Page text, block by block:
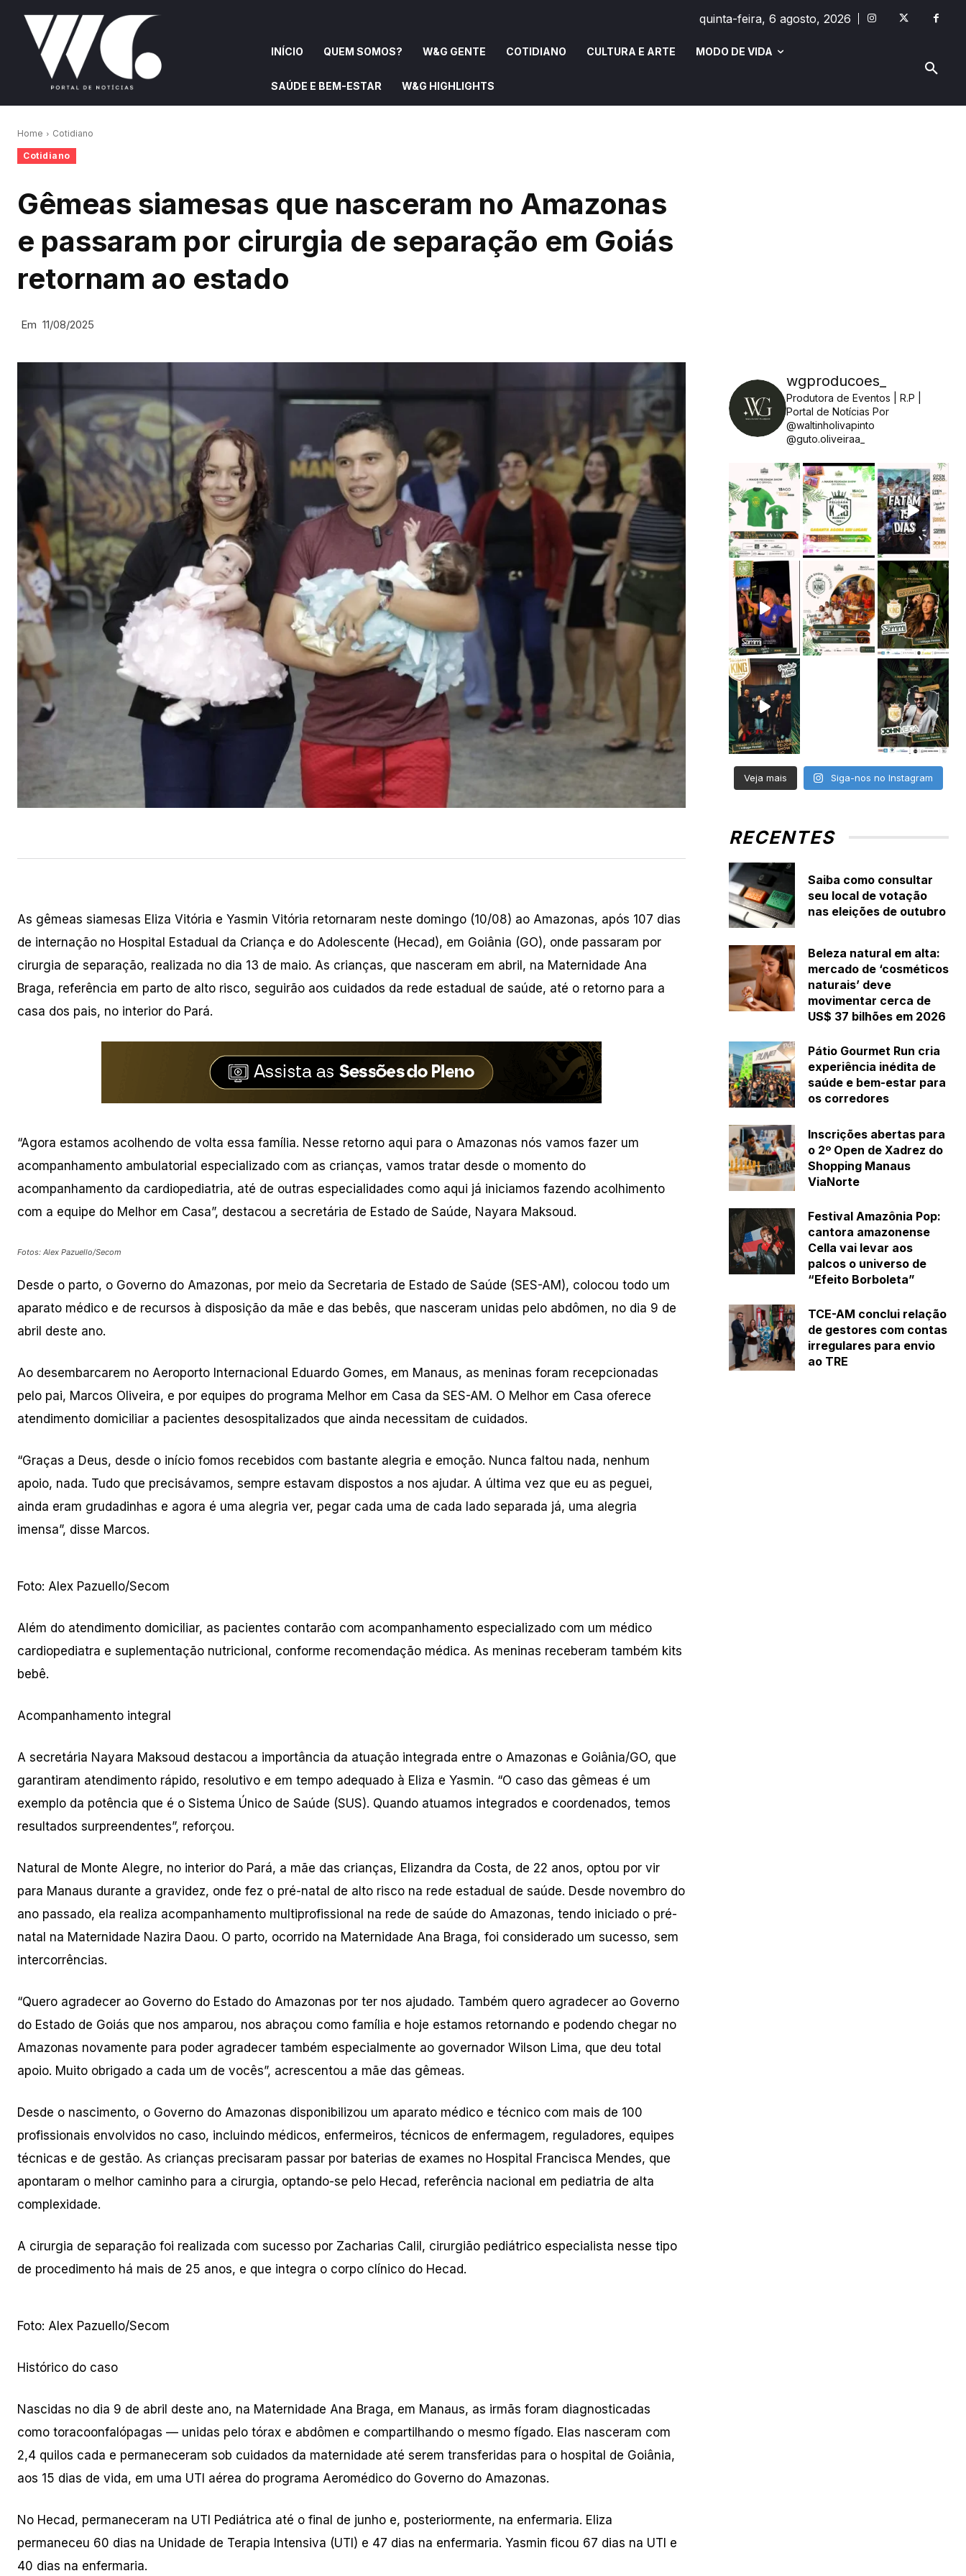
quinta-feira, 6 agosto, 2026
INÍCIO QUEM SOMOS? W&G GENTE COTIDIANO CULTURA E ARTE MODO DE VIDA
SAÚDE E BEM-ESTAR W&G HIGHLIGHTS
Home Cotidiano
Cotidiano
Gêmeas siamesas que nasceram no Amazonas
e passaram por cirurgia de separação em Goiás
retornam ao estado
Em 11/08/2025
As gêmeas siamesas Eliza Vitória e Yasmin Vitória retornaram neste domingo (10/08) ao Amazonas, após 107 dias
de internação no Hospital Estadual da Criança e do Adolescente (Hecad), em Goiânia (GO), onde passaram por
cirurgia de separação, realizada no dia 13 de maio. As crianças, que nasceram em abril, na Maternidade Ana
Braga, referência em parto de alto risco, seguirão aos cuidados da rede estadual de saúde, até o retorno para a
casa dos pais, no interior do Pará.
“Agora estamos acolhendo de volta essa família. Nesse retorno aqui para o Amazonas nós vamos fazer um
acompanhamento ambulatorial especializado com as crianças, vamos tratar desde o momento do
acompanhamento da cardiopediatria, até de outras especialidades como aqui já iniciamos fazendo acolhimento
com a equipe do Melhor em Casa”, destacou a secretária de Estado de Saúde, Nayara Maksoud.
Fotos: Alex Pazuello/Secom
Desde o parto, o Governo do Amazonas, por meio da Secretaria de Estado de Saúde (SES-AM), colocou todo um
aparato médico e de recursos à disposição da mãe e das bebês, que nasceram unidas pelo abdômen, no dia 9 de
abril deste ano.
Ao desembarcarem no Aeroporto Internacional Eduardo Gomes, em Manaus, as meninas foram recepcionadas
pelo pai, Marcos Oliveira, e por equipes do programa Melhor em Casa da SES-AM. O Melhor em Casa oferece
atendimento domiciliar a pacientes desospitalizados que ainda necessitam de cuidados.
“Graças a Deus, desde o início fomos recebidos com bastante alegria e emoção. Nunca faltou nada, nenhum
apoio, nada. Tudo que precisávamos, sempre estavam dispostos a nos ajudar. A última vez que eu as peguei,
ainda eram grudadinhas e agora é uma alegria ver, pegar cada uma de cada lado separada já, uma alegria
imensa”, disse Marcos.
Foto: Alex Pazuello/Secom
Além do atendimento domiciliar, as pacientes contarão com acompanhamento especializado com um médico
cardiopediatra e suplementação nutricional, conforme recomendação médica. As meninas receberam também kits
bebê.
Acompanhamento integral
A secretária Nayara Maksoud destacou a importância da atuação integrada entre o Amazonas e Goiânia/GO, que
garantiram atendimento rápido, resolutivo e em tempo adequado à Eliza e Yasmin. “O caso das gêmeas é um
exemplo da potência que é o Sistema Único de Saúde (SUS). Quando atuamos integrados e coordenados, temos
resultados surpreendentes”, reforçou.
Natural de Monte Alegre, no interior do Pará, a mãe das crianças, Elizandra da Costa, de 22 anos, optou por vir
para Manaus durante a gravidez, onde fez o pré-natal de alto risco na rede estadual de saúde. Desde novembro do
ano passado, ela realiza acompanhamento multiprofissional na rede de saúde do Amazonas, tendo iniciado o pré-
natal na Maternidade Nazira Daou. O parto, ocorrido na Maternidade Ana Braga, foi considerado um sucesso, sem
intercorrências.
“Quero agradecer ao Governo do Estado do Amazonas por ter nos ajudado. Também quero agradecer ao Governo
do Estado de Goiás que nos amparou, nos abraçou como família e hoje estamos retornando e podendo chegar no
Amazonas novamente para poder agradecer também especialmente ao governador Wilson Lima, que deu total
apoio. Muito obrigado a cada um de vocês”, acrescentou a mãe das gêmeas.
Desde o nascimento, o Governo do Amazonas disponibilizou um aparato médico e técnico com mais de 100
profissionais envolvidos no caso, incluindo médicos, enfermeiros, técnicos de enfermagem, reguladores, equipes
técnicas e de gestão. As crianças precisaram passar por baterias de exames no Hospital Francisca Mendes, que
apontaram o melhor caminho para a cirurgia, optando-se pelo Hecad, referência nacional em pediatria de alta
complexidade.
A cirurgia de separação foi realizada com sucesso por Zacharias Calil, cirurgião pediátrico especialista nesse tipo
de procedimento há mais de 25 anos, e que integra o corpo clínico do Hecad.
Foto: Alex Pazuello/Secom
Histórico do caso
Nascidas no dia 9 de abril deste ano, na Maternidade Ana Braga, em Manaus, as irmãs foram diagnosticadas
como toracoonfalópagas — unidas pelo tórax e abdômen e compartilhando o mesmo fígado. Elas nasceram com
2,4 quilos cada e permaneceram sob cuidados da maternidade até serem transferidas para o hospital de Goiânia,
aos 15 dias de vida, em uma UTI aérea do programa Aeromédico do Governo do Amazonas.
No Hecad, permaneceram na UTI Pediátrica até o final de junho e, posteriormente, na enfermaria. Eliza
permaneceu 60 dias na Unidade de Terapia Intensiva (UTI) e 47 dias na enfermaria. Yasmin ficou 67 dias na UTI e
40 dias na enfermaria.
wgproducoes_
Produtora de Eventos | R.P |
Portal de Notícias Por
@waltinholivapinto
@guto.oliveiraa_
Veja mais Siga-nos no Instagram
RECENTES
Saiba como consultar
seu local de votação
nas eleições de outubro
Beleza natural em alta:
mercado de ‘cosméticos
naturais’ deve
movimentar cerca de
US$ 37 bilhões em 2026
Pátio Gourmet Run cria
experiência inédita de
saúde e bem-estar para
os corredores
Inscrições abertas para
o 2º Open de Xadrez do
Shopping Manaus
ViaNorte
Festival Amazônia Pop:
cantora amazonense
Cella vai levar aos
palcos o universo de
“Efeito Borboleta”
TCE-AM conclui relação
de gestores com contas
irregulares para envio
ao TRE